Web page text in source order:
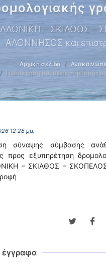
– ΣΚΙΑΘΟΣ –
ΑΛΟΝΝΗΣΟΣ και
Αρχική σελίδα
Πρόσκληση σύναψης σύμβασης
12:28 μμ.
σύναψης σύμβασης
προς εξυπηρέτηση
– ΣΚΙΑΘΟΣ –
έγγραφα